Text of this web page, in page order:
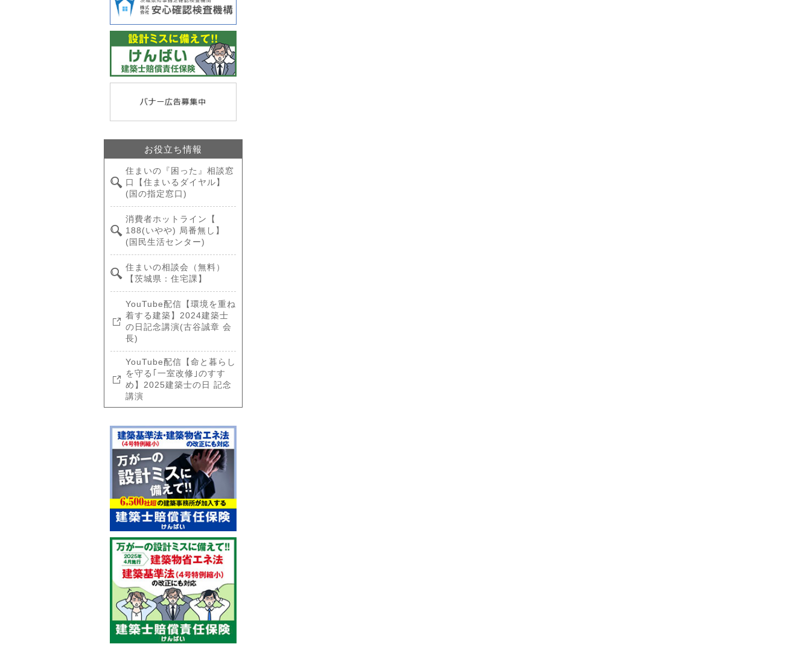
お役立ち情報
住まいの『困った』相談窓
口【住まいるダイヤル】
(国の指定窓口)
消費者ホットライン【
188(いやや) 局番無し】
(国民生活センター)
住まいの相談会（無料）
【茨城県：住宅課】
YouTube配信【環境を重ね
着する建築】2024建築士
の日記念講演(古谷誠章 会
長)
YouTube配信【命と暮らし
を守る｢一室改修｣のすす
め】2025建築士の日 記念
講演